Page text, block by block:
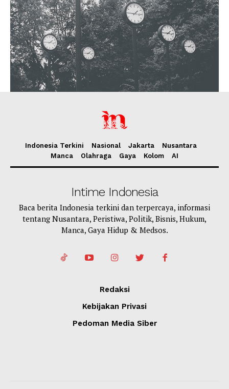
Indonesia Terkini Nasional Jakarta
Nusantara
Manca
Olahraga Gaya Kolom AI
Intime Indonesia
Baca berita Indonesia terkini dan terpercaya, informasi
tentang Nusantara, Peristiwa, Politik, Bisnis, Hukum,
Manca, Gaya Hidup & Medsos.
Redaksi
Kebijakan Privasi
Pedoman Media Siber